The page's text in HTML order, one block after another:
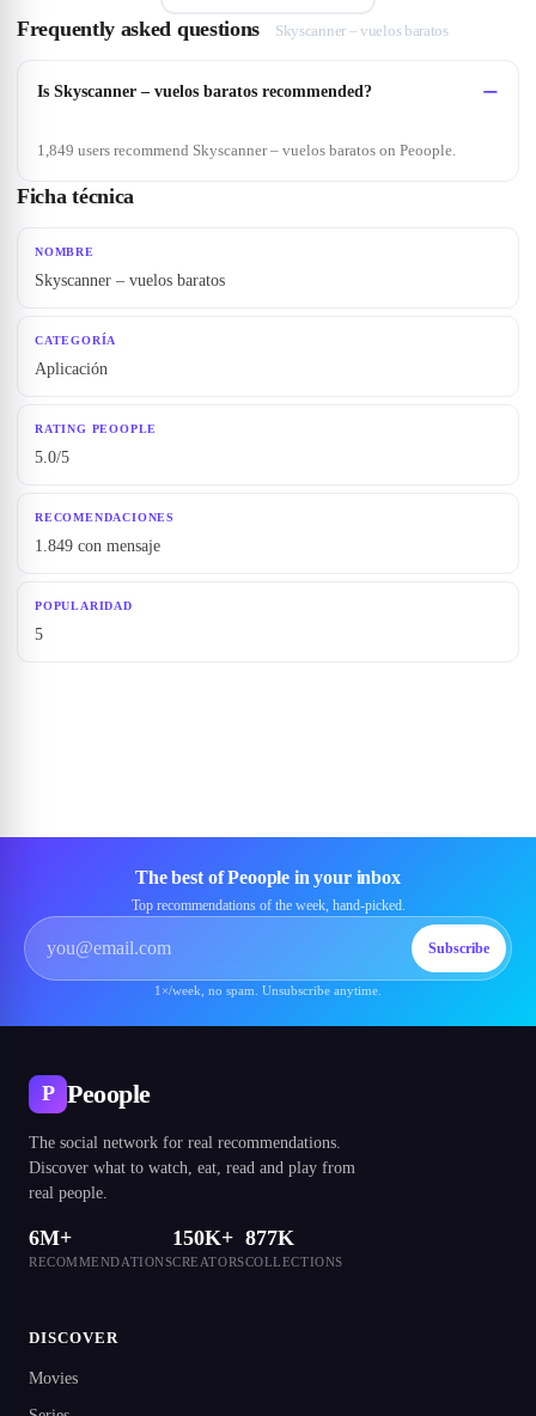
Frequently asked questions Skyscanner – vuelos baratos
Is Skyscanner – vuelos baratos recommended?
1,849 users recommend Skyscanner – vuelos baratos on Peoople.
Ficha técnica
NOMBRE
Skyscanner – vuelos baratos
CATEGORÍA
Aplicación
RATING PEOOPLE
5.0/5
RECOMENDACIONES
1.849 con mensaje
POPULARIDAD
5
The best of Peoople in your inbox
Top recommendations of the week, hand-picked.
Subscribe
1×/week, no spam. Unsubscribe anytime.
P Peoople
The social network for real recommendations.
Discover what to watch, eat, read and play from
real people.
6M+
RECOMMENDATIONS
150K+
CREATORS
877K
COLLECTIONS
DISCOVER
Movies